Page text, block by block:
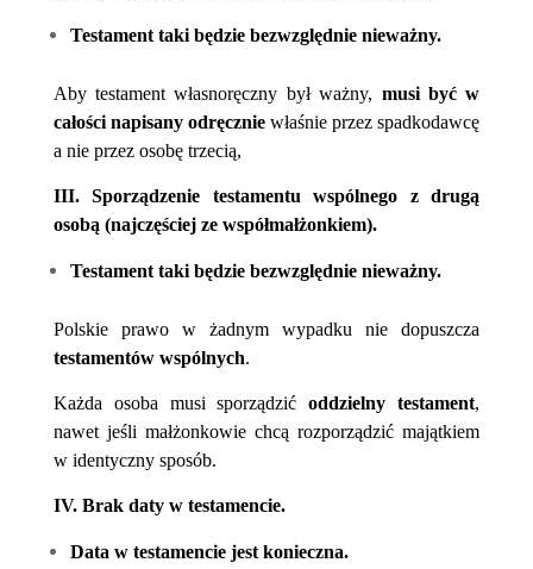
Testament taki będzie bezwzględnie nieważny.
Aby testament własnoręczny był ważny, musi być w
całości napisany odręczniewłaśnie przez spadkodawcę
a nie przez osobę trzecią,
III. Sporządzenie testamentu wspólnego z drugą
osobą (najczęściej ze współmałżonkiem).
Testament taki będzie bezwzględnie nieważny.
Polskie prawo w żadnym wypadku nie dopuszcza
testamentów wspólnych.
Każda osoba musi sporządzićoddzielny testament,
nawet jeśli małżonkowie chcą rozporządzić majątkiem
w identyczny sposób.
IV. Brak daty w testamencie.
Data w testamencie jest konieczna.